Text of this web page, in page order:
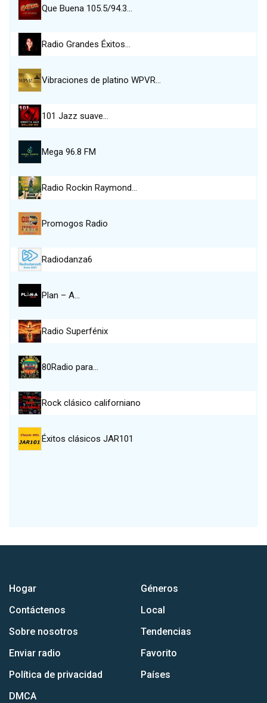
Que Buena 105.5/94.3…
Radio Grandes Éxitos…
Vibraciones de platino WPVR…
101 Jazz suave…
Mega 96.8 FM
Radio Rockin Raymond…
Promogos Radio
Radiodanza6
Plan – A…
Radio Superfénix
80Radio para…
Rock clásico californiano
Éxitos clásicos JAR101
Hogar
Contáctenos
Sobre nosotros
Enviar radio
Política de privacidad
DMCA
Géneros
Local
Tendencias
Favorito
Países